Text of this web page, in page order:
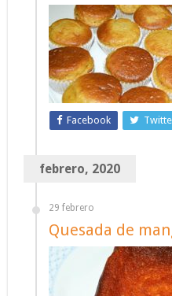
Facebook
febrero, 2020
29 febrero
Quesada de